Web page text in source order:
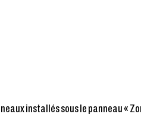
installés sous le panneau «